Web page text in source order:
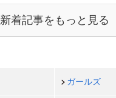
新着記事をもっと見る
ガールズ